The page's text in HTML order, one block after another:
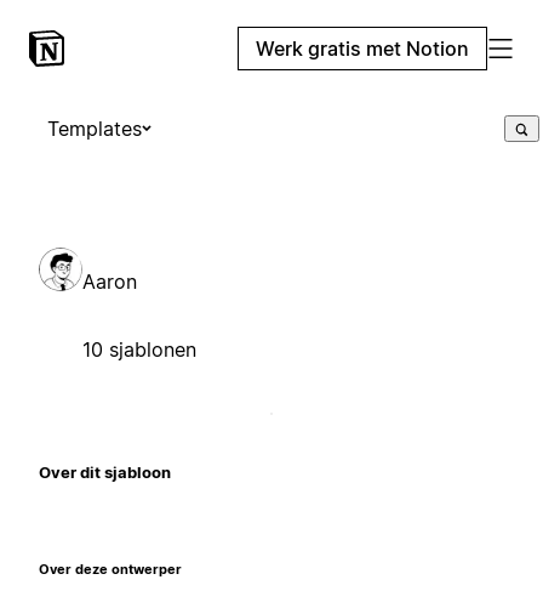
Werk gratis met Notion
Templates
Aaron
10 sjablonen
Over dit sjabloon
Over deze ontwerper